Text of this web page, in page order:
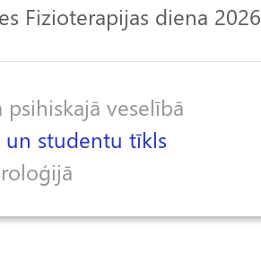
Fizioterapijas diena 2026
psihiskajā veselībā
studentu tīkls